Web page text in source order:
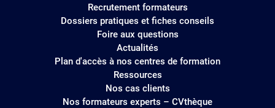
Recrutement formateurs
Dossiers pratiques et fiches conseils
Foire aux questions
Actualités
Plan d'accès à nos centres de formation
Ressources
Nos cas clients
Nos formateurs experts – CVthèque